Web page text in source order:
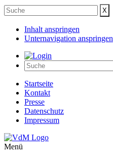
Inhalt anspringen
Unternavigation anspringen
Startseite
Kontakt
Presse
Datenschutz
Impressum
Menü